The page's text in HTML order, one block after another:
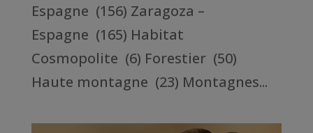
Espagne (156) Zaragoza –
Espagne (165) Habitat
Cosmopolite (6) Forestier (50)
Haute montagne (23) Montagnes...